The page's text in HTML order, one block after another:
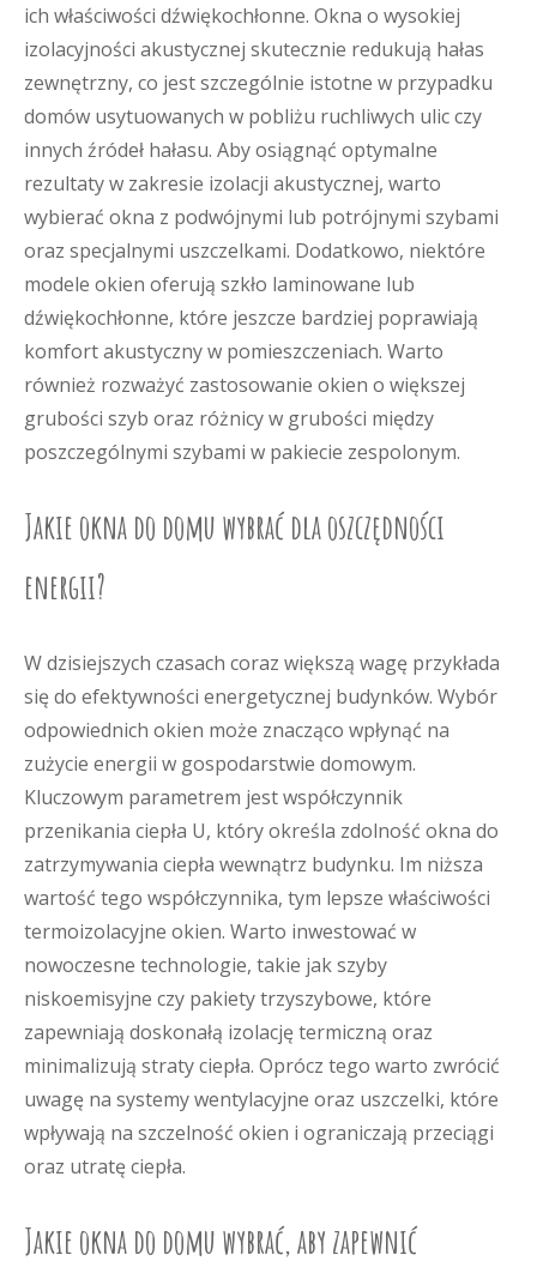
ich właściwości dźwiękochłonne. Okna o wysokiej
izolacyjności akustycznej skutecznie redukują hałas
zewnętrzny, co jest szczególnie istotne w przypadku
domów usytuowanych w pobliżu ruchliwych ulic czy
innych źródeł hałasu. Aby osiągnąć optymalne
rezultaty w zakresie izolacji akustycznej, warto
wybierać okna z podwójnymi lub potrójnymi szybami
oraz specjalnymi uszczelkami. Dodatkowo, niektóre
modele okien oferują szkło laminowane lub
dźwiękochłonne, które jeszcze bardziej poprawiają
komfort akustyczny w pomieszczeniach. Warto
również rozważyć zastosowanie okien o większej
grubości szyb oraz różnicy w grubości między
poszczególnymi szybami w pakiecie zespolonym.
Jakie okna do domu wybrać dla oszczędności
energii?
W dzisiejszych czasach coraz większą wagę przykłada
się do efektywności energetycznej budynków. Wybór
odpowiednich okien może znacząco wpłynąć na
zużycie energii w gospodarstwie domowym.
Kluczowym parametrem jest współczynnik
przenikania ciepła U, który określa zdolność okna do
zatrzymywania ciepła wewnątrz budynku. Im niższa
wartość tego współczynnika, tym lepsze właściwości
termoizolacyjne okien. Warto inwestować w
nowoczesne technologie, takie jak szyby
niskoemisyjne czy pakiety trzyszybowe, które
zapewniają doskonałą izolację termiczną oraz
minimalizują straty ciepła. Oprócz tego warto zwrócić
uwagę na systemy wentylacyjne oraz uszczelki, które
wpływają na szczelność okien i ograniczają przeciągi
oraz utratę ciepła.
Jakie okna do domu wybrać, aby zapewnić